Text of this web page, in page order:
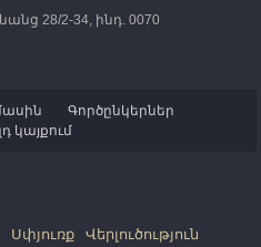
28/2-34, ինդ. 0070
Գործընկերներ
կայքում
Սփյուռք
Վերլուծություն